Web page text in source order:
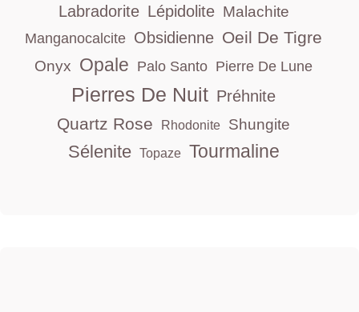
Labradorite Lépidolite Malachite
Manganocalcite Obsidienne Oeil De Tigre
Onyx Opale Palo Santo Pierre De Lune
Pierres De Nuit Préhnite
Quartz Rose Rhodonite Shungite
Sélenite Topaze Tourmaline